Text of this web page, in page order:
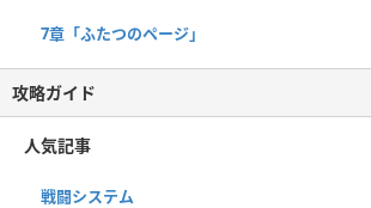
7章「ふたつのページ」
攻略ガイド
人気記事
戦闘システム